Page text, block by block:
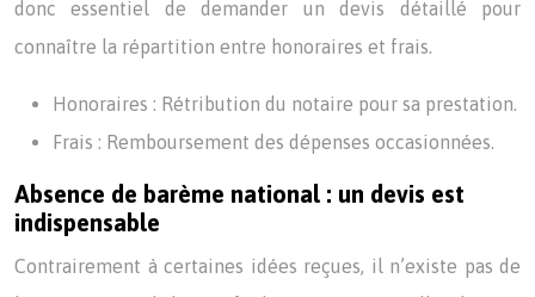
donc essentiel de demander un devis détaillé pour
connaître la répartition entre honoraires et frais.
Honoraires : Rétribution du notaire pour sa prestation.
Frais : Remboursement des dépenses occasionnées.
Absence de barème national : un devis est
indispensable
Contrairement à certaines idées reçues, il n’existe pas de